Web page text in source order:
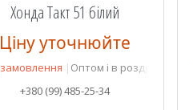
Хонда Такт 51 білий
Ціну уточнюйте
Оптом і в роздріб
+380 (99) 485-25-34